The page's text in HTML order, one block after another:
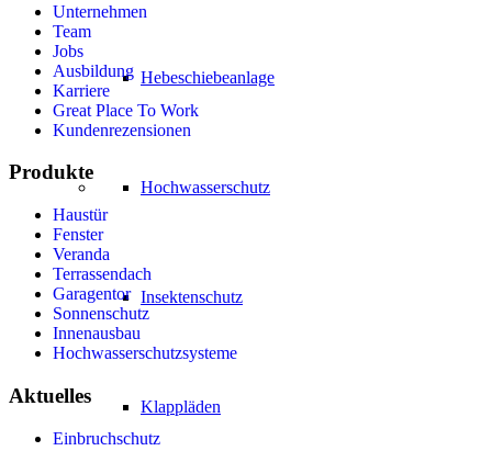
Hebeschiebeanlage
Hochwasserschutz
Insektenschutz
Klappläden
Unternehmen
Team
Jobs
Ausbildung
Karriere
Great Place To Work
Kundenrezensionen
Produkte
Haustür
Fenster
Veranda
Terrassendach
Garagentor
Sonnenschutz
Innenausbau
Hochwasserschutzsysteme
Aktuelles
Einbruchschutz